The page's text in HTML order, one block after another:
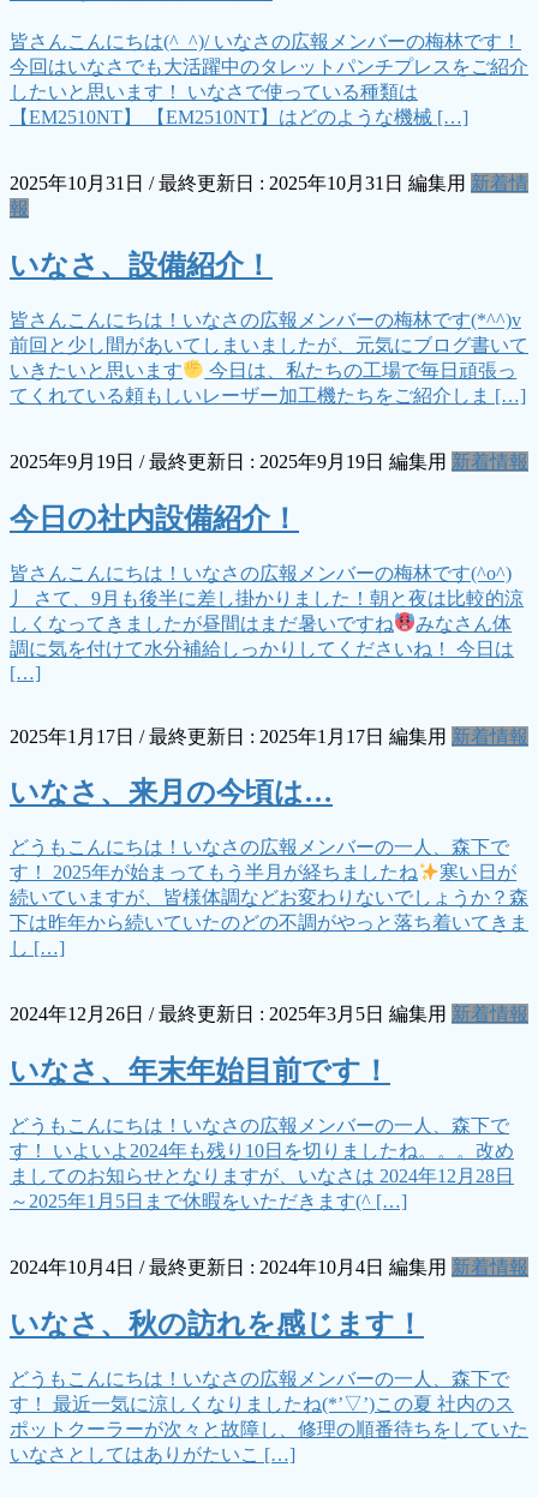
皆さんこんにちは(^_^)/ いなさの広報メンバーの梅林です！
今回はいなさでも大活躍中のタレットパンチプレスをご紹介
したいと思います！ いなさで使っている種類は
【EM2510NT】 【EM2510NT】はどのような機械 […]
2025年10月31日 / 最終更新日 : 2025年10月31日 編集用 新着情
報
いなさ、設備紹介！
皆さんこんにちは！いなさの広報メンバーの梅林です(*^^)v
前回と少し間があいてしまいましたが、元気にブログ書いて
いきたいと思います
今日は、私たちの工場で毎日頑張っ
てくれている頼もしいレーザー加工機たちをご紹介しま […]
2025年9月19日 / 最終更新日 : 2025年9月19日 編集用 新着情報
今日の社内設備紹介！
皆さんこんにちは！いなさの広報メンバーの梅林です(^o^)
丿 さて、9月も後半に差し掛かりました！朝と夜は比較的涼
しくなってきましたが昼間はまだ暑いですね
みなさん体
調に気を付けて水分補給しっかりしてくださいね！ 今日は
[…]
2025年1月17日 / 最終更新日 : 2025年1月17日 編集用 新着情報
いなさ、来月の今頃は…
どうもこんにちは！いなさの広報メンバーの一人、森下で
す！ 2025年が始まってもう半月が経ちましたね
寒い日が
続いていますが、皆様体調などお変わりないでしょうか？森
下は昨年から続いていたのどの不調がやっと落ち着いてきま
し […]
2024年12月26日 / 最終更新日 : 2025年3月5日 編集用 新着情報
いなさ、年末年始目前です！
どうもこんにちは！いなさの広報メンバーの一人、森下で
す！ いよいよ2024年も残り10日を切りましたね。。。改め
ましてのお知らせとなりますが、いなさは 2024年12月28日
～2025年1月5日まで休暇をいただきます(^ […]
2024年10月4日 / 最終更新日 : 2024年10月4日 編集用 新着情報
いなさ、秋の訪れを感じます！
どうもこんにちは！いなさの広報メンバーの一人、森下で
す！ 最近一気に涼しくなりましたね(*’▽’)この夏 社内のス
ポットクーラーが次々と故障し、修理の順番待ちをしていた
いなさとしてはありがたいこ […]